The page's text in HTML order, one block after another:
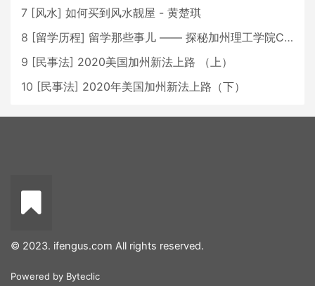
7 [风水] 如何买到风水靓屋 - 黄楚琪
8 [留学历程] 留学那些事儿 —— 探秘加州理工学院Caltech博士生活 [上集]
9 [民事法] 2020美国加州新法上路 （上）
10 [民事法] 2020年美国加州新法上路（下）
© 2023. ifengus.com All rights reserved.
Powered by Byteclic